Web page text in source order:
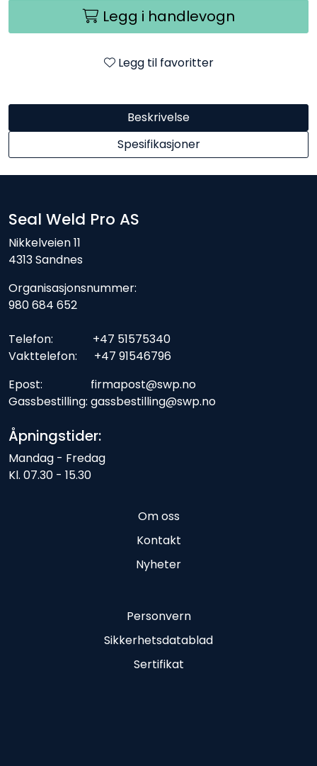
Legg i handlevogn
Legg til favoritter
Beskrivelse
Spesifikasjoner
Seal Weld Pro AS
Nikkelveien 11
4313 Sandnes
Organisasjonsnummer:
980 684 652
Telefon: +47 51575340
Vakttelefon: +47 91546796
Epost: firmapost@swp.no
Gassbestilling: gassbestilling@swp.no
Åpningstider:
Mandag - Fredag
Kl. 07.30 - 15.30
Om oss
Kontakt
Nyheter
Personvern
Sikkerhetsdatablad
Sertifikat